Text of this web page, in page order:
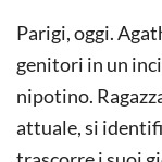
Parigi, oggi.
genitori in un
nipotino.
attuale, si